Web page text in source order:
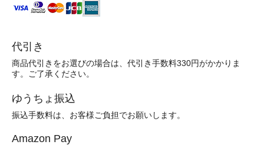
代引き
商品代引きをお選びの場合は、代引き手数料330円がかかりま
す。ご了承ください。
ゆうちょ振込
振込手数料は、お客様ご負担でお願いします。
Amazon Pay